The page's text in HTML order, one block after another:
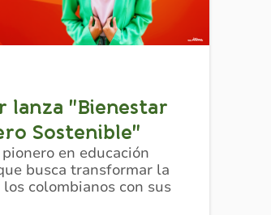
lanza "Bienestar
Sostenible"
en educación
busca transformar la
colombianos con sus